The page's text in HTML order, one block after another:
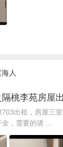
人
桃李苑房屋
出租，房屋三
，需要的请 ...